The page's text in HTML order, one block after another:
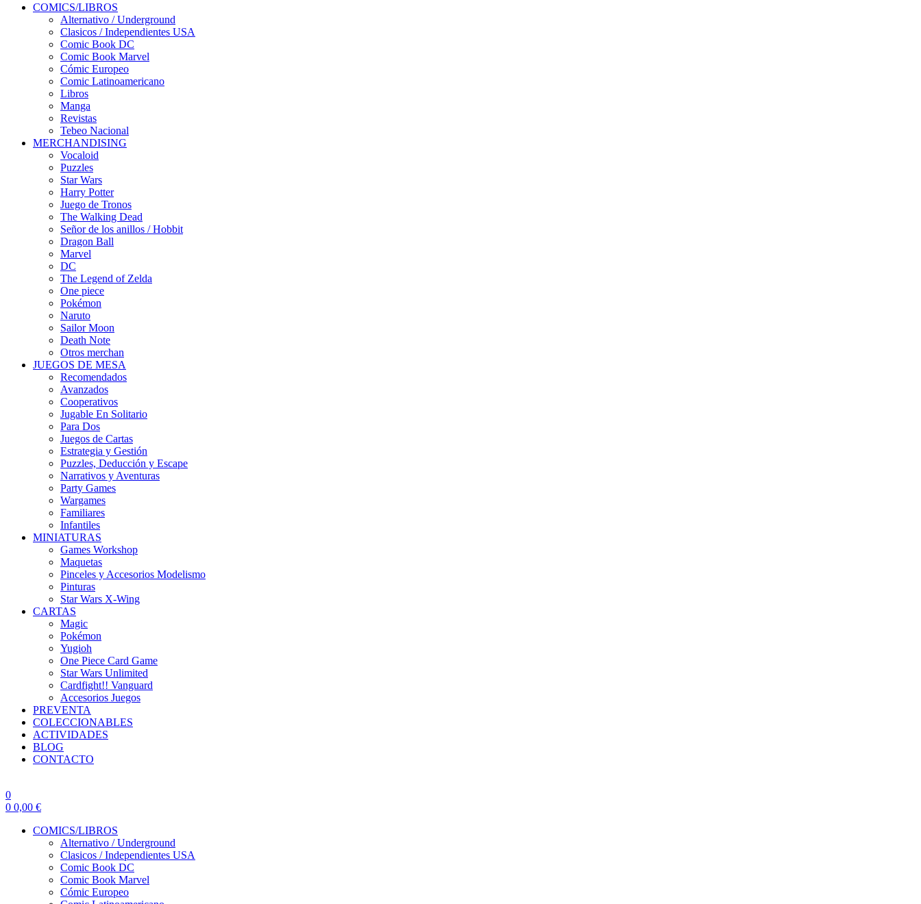
COMICS/LIBROS
Alternativo / Underground
Clasicos / Independientes USA
Comic Book DC
Comic Book Marvel
Cómic Europeo
Comic Latinoamericano
Libros
Manga
Revistas
Tebeo Nacional
MERCHANDISING
Vocaloid
Puzzles
Star Wars
Harry Potter
Juego de Tronos
The Walking Dead
Señor de los anillos / Hobbit
Dragon Ball
Marvel
DC
The Legend of Zelda
One piece
Pokémon
Naruto
Sailor Moon
Death Note
Otros merchan
JUEGOS DE MESA
Recomendados
Avanzados
Cooperativos
Jugable En Solitario
Para Dos
Juegos de Cartas
Estrategia y Gestión
Puzzles, Deducción y Escape
Narrativos y Aventuras
Party Games
Wargames
Familiares
Infantiles
MINIATURAS
Games Workshop
Maquetas
Pinceles y Accesorios Modelismo
Pinturas
Star Wars X-Wing
CARTAS
Magic
Pokémon
Yugioh
One Piece Card Game
Star Wars Unlimited
Cardfight!! Vanguard
Accesorios Juegos
PREVENTA
COLECCIONABLES
ACTIVIDADES
BLOG
CONTACTO
0
0 0,00 €
COMICS/LIBROS
Alternativo / Underground
Clasicos / Independientes USA
Comic Book DC
Comic Book Marvel
Cómic Europeo